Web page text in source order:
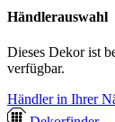
Händlerauswahl
Dieses Dekor ist
verfügbar.
Händler in Ihrer